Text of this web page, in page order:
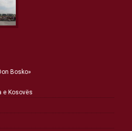
Bosko»
e Kosovës